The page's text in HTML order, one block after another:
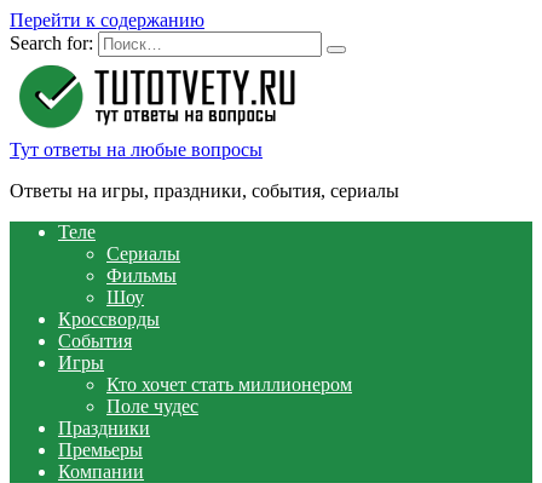
Перейти к содержанию
Search for:
Тут ответы на любые вопросы
Ответы на игры, праздники, события, сериалы
Теле
Сериалы
Фильмы
Шоу
Кроссворды
События
Игры
Кто хочет стать миллионером
Поле чудес
Праздники
Премьеры
Компании